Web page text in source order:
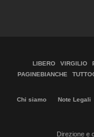
LIBERO VIRGILIO
PAGINEBIANCHE
Chi siamo Note Legali
Direzione e